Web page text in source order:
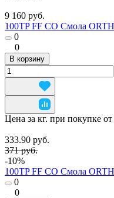
9 160 руб.
100TP FF CO Смола
0
0
В корзину
Цена за кг. при покупке
333.90 руб.
371 руб.
-10%
100TP FF CO Смола
0
0